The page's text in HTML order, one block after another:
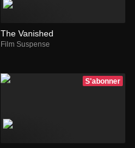
The Vanished
Film Suspense
S'abonner